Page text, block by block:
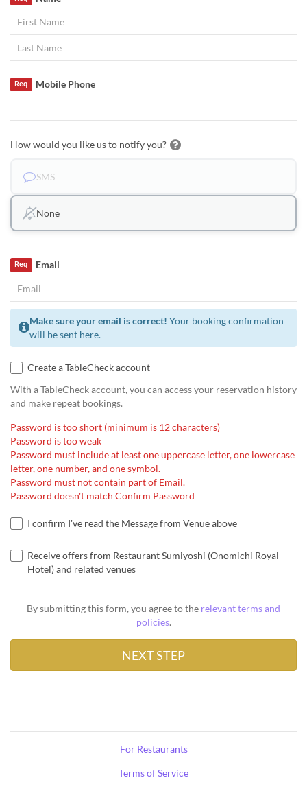
Mobile Phone
Req
How would you like us to notify you?
SMS
None
Email
Req
Make sure your email is correct! Your booking confirmation
will be sent here.
Create a TableCheck account
With a TableCheck account, you can access your reservation history
and make repeat bookings.
Password is too short (minimum is 12 characters)
Password is too weak
Password must include at least one uppercase letter, one lowercase
letter, one number, and one symbol.
Password must not contain part of Email.
Password doesn't match Confirm Password
I confirm I've read the Message from Venue above
Receive offers from Restaurant Sumiyoshi (Onomichi Royal
Hotel) and related venues
By submitting this form, you agree to the relevant terms and
policies.
For Restaurants
Terms of Service